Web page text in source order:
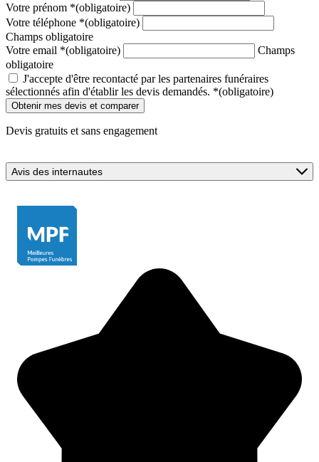
Votre prénom *(obligatoire)
Votre téléphone *(obligatoire)
Champs obligatoire
Votre email *(obligatoire)
Champs
obligatoire
J'accepte d'être recontacté par les partenaires funéraires
sélectionnés afin d'établir les devis demandés. *(obligatoire)
Devis gratuits et sans engagement
Avis des internautes